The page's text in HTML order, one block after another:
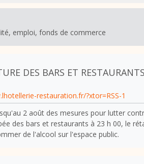
emploi, fonds de commerce
DES BARS ET
restauration.fr/?xtor=RSS-1
2 août des mesures pour lutter
des bars et restaurants à 23 h 00, le
de l'alcool sur l'espace public.